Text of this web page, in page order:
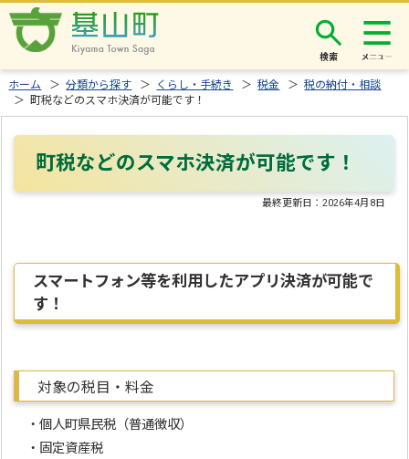
検索
ホーム ＞分類から探す ＞ くらし・手続き ＞税金 ＞税の納付・相談
＞ 町税などのスマホ決済が可能です！
町税などのスマホ決済が可能です！
最終更新日：2026年4月8日
スマートフォン等を利用したアプリ決済が可能で
す！
対象の税目・料金
・個人町県民税（普通徴収）
・固定資産税